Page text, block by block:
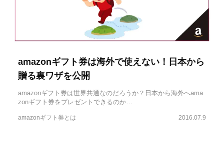
amazonギフト券は海外で使えない！日本から
贈る裏ワザを公開
amazonギフト券は世界共通なのだろうか？日本から海外へama
zonギフト券をプレゼントできるのか…
2016.07.9
amazonギフト券とは